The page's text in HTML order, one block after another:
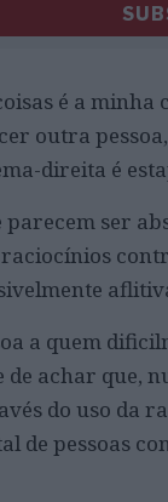
é a minha
outra
direita é
parecem ser
a quem
achar que,
do uso da
pessoas